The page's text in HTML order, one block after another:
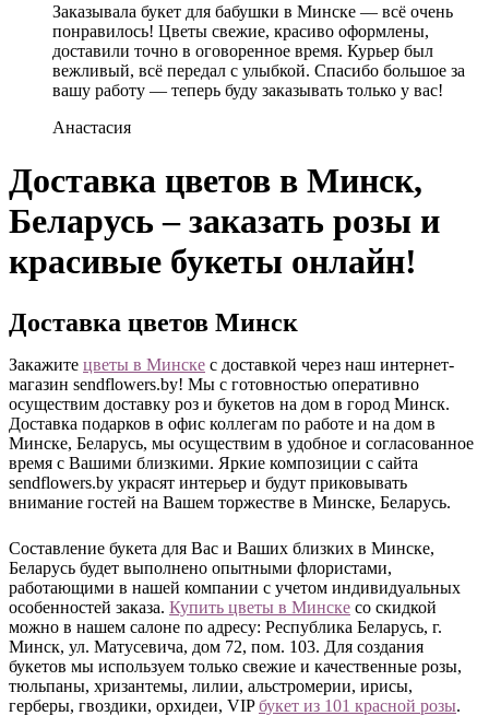
Заказывала букет для бабушки в Минске — всё очень
понравилось! Цветы свежие, красиво оформлены,
доставили точно в оговоренное время. Курьер был
вежливый, всё передал с улыбкой. Спасибо большое за
вашу работу — теперь буду заказывать только у вас!
Анастасия
Доставка цветов в Минск,
Беларусь – заказать розы и
красивые букеты онлайн!
Доставка цветов Минск
Закажите цветы в Минске с доставкой через наш интернет-
магазин sendflowers.by! Мы с готовностью оперативно
осуществим доставку роз и букетов на дом в город Минск.
Доставка подарков в офис коллегам по работе и на дом в
Минске, Беларусь, мы осуществим в удобное и согласованное
время с Вашими близкими. Яркие композиции с сайта
sendflowers.by украсят интерьер и будут приковывать
внимание гостей на Вашем торжестве в Минске, Беларусь.
Составление букета для Вас и Ваших близких в Минске,
Беларусь будет выполнено опытными флористами,
работающими в нашей компании с учетом индивидуальных
особенностей заказа. Купить цветы в Минске со скидкой
можно в нашем салоне по адресу: Республика Беларусь, г.
Минск, ул. Матусевича, дом 72, пом. 103. Для создания
букетов мы используем только свежие и качественные розы,
тюльпаны, хризантемы, лилии, альстромерии, ирисы,
герберы, гвоздики, орхидеи, VIPбукет из 101 красной розы.